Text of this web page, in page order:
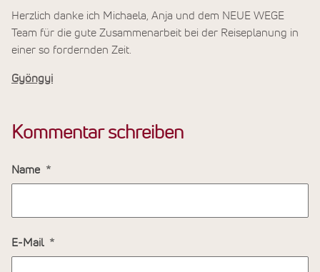
Herzlich danke ich Michaela, Anja und dem NEUE WEGE
Team für die gute Zusammenarbeit bei der Reiseplanung in
einer so fordernden Zeit.
Gyöngyi
Kommentar schreiben
Name
E-Mail